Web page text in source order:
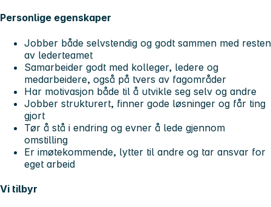
Personlige egenskaper
Jobber både selvstendig og godt sammen med resten
av lederteamet
Samarbeider godt med kolleger, ledere og
medarbeidere, også på tvers av fagområder
Har motivasjon både til å utvikle seg selv og andre
Jobber strukturert, finner gode løsninger og får ting
gjort
Tør å stå i endring og evner å lede gjennom
omstilling
Er imøtekommende, lytter til andre og tar ansvar for
eget arbeid
Vi tilbyr